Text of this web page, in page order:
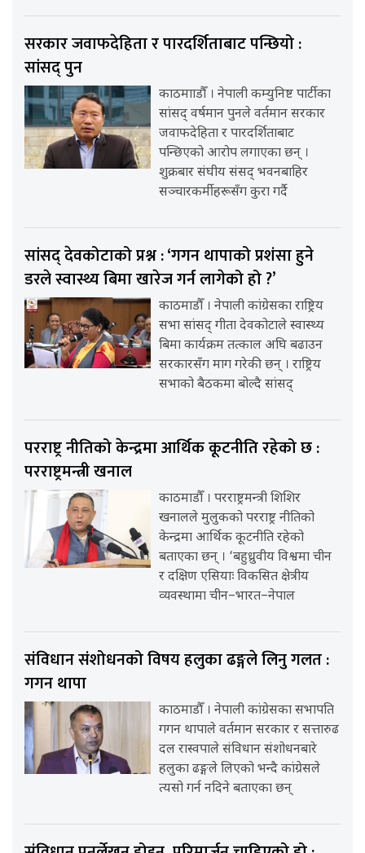
सरकार जवाफदेहिता र पारदर्शिताबाट पन्छियो :
सांसद् पुन
काठमााडौँ । नेपाली कम्युनिष्ट पार्टीका
सांसद् वर्षमान पुनले वर्तमान सरकार
जवाफदेहिता र पारदर्शिताबाट
पन्छिएको आरोप लगाएका छन् ।
शुक्रबार संघीय संसद् भवनबाहिर
सञ्चारकर्मीहरूसँग कुरा गर्दै
सांसद् देवकोटाको प्रश्न : ‘गगन थापाको प्रशंसा हुने
डरले स्वास्थ्य बिमा खारेज गर्न लागेको हो ?’
काठमाडौँ । नेपाली कांग्रेसका राष्ट्रिय
सभा सांसद् गीता देवकोटाले स्वास्थ्य
बिमा कार्यक्रम तत्काल अघि बढाउन
सरकारसँग माग गरेकी छन् । राष्ट्रिय
सभाको बैठकमा बोल्दै सांसद्
परराष्ट्र नीतिको केन्द्रमा आर्थिक कूटनीति रहेको छ :
परराष्ट्रमन्त्री खनाल
काठमाडौँ । परराष्ट्रमन्त्री शिशिर
खनालले मुलुकको परराष्ट्र नीतिको
केन्द्रमा आर्थिक कूटनीति रहेको
बताएका छन् । ‘बहुध्रुवीय विश्वमा चीन
र दक्षिण एसियाः विकसित क्षेत्रीय
व्यवस्थामा चीन–भारत–नेपाल
संविधान संशोधनको विषय हलुका ढङ्गले लिनु गलत :
गगन थापा
काठमाडौँ । नेपाली कांग्रेसका सभापति
गगन थापाले वर्तमान सरकार र सत्तारुढ
दल रास्वपाले संविधान संशोधनबारे
हलुका ढङ्गले लिएको भन्दै कांग्रेसले
त्यसो गर्न नदिने बताएका छन्